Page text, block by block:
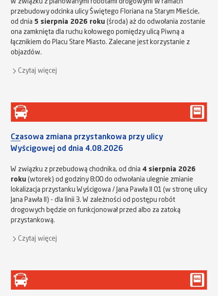
przebudowy odcinka ulicy Świętego Floriana na Starym Mieście,
od dnia 5 sierpnia 2026 roku (środa) aż do odwołania zostanie
ona zamknięta dla ruchu kołowego pomiędzy ulicą Piwną a
łącznikiem do Placu Stare Miasto. Zalecane jest korzystanie z
objazdów.
Czytaj więcej
Czasowa zmiana przystankowa przy ulicy
Wyścigowej od dnia 4.08.2026
W związku z przebudową chodnika, od dnia 4 sierpnia 2026
roku (wtorek) od godziny 8:00 do odwołania ulegnie zmianie
lokalizacja przystanku Wyścigowa / Jana Pawła II 01 (w stronę ulicy
Jana Pawła II) - dla linii 3. W zależności od postępu robót
drogowych będzie on funkcjonował przed albo za zatoką
przystankową.
Czytaj więcej